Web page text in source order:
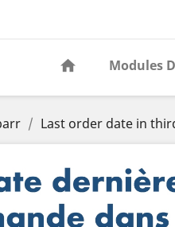
Modules
Last order date in